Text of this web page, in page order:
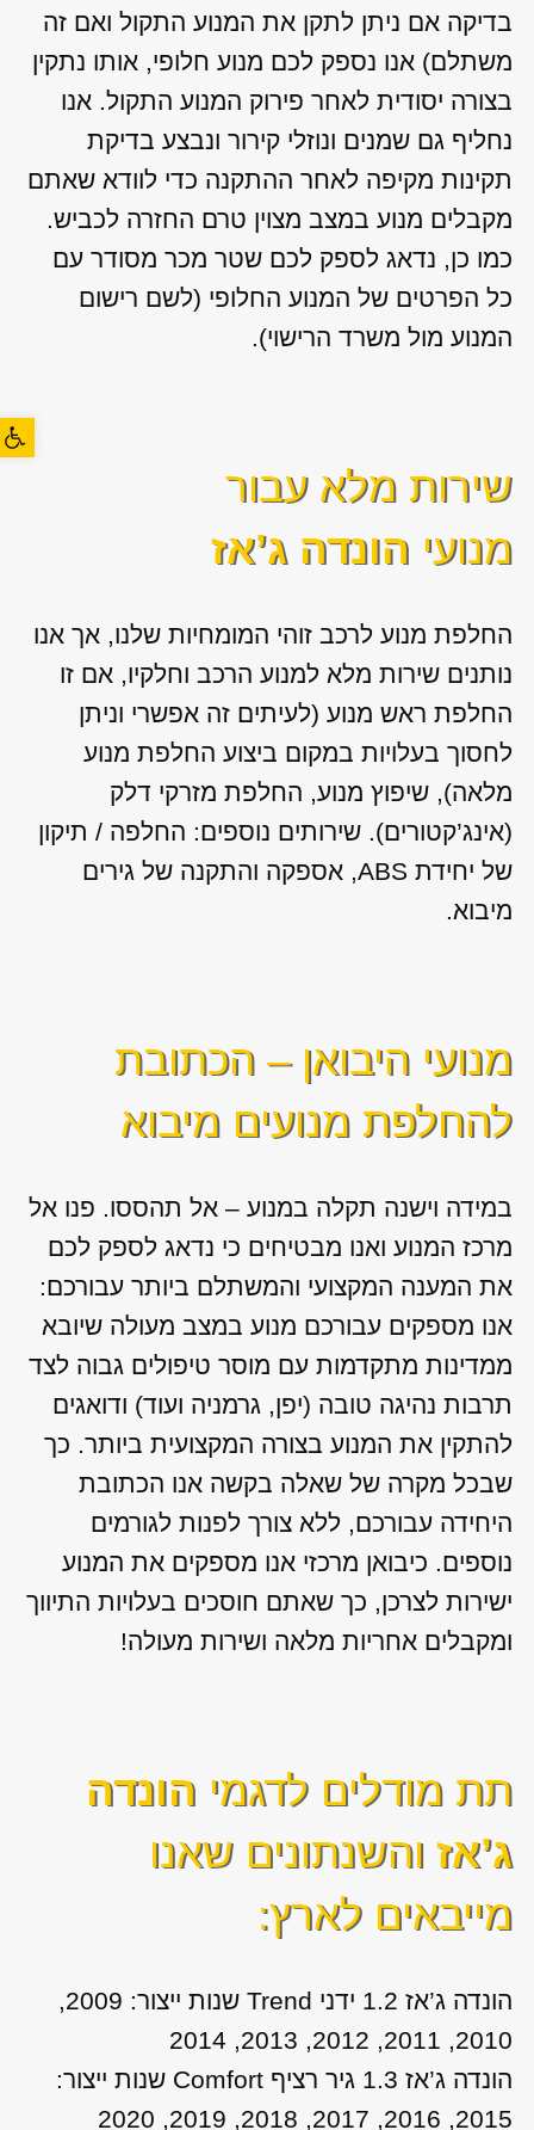
בדיקה אם ניתן לתקן את המנוע התקול ואם זה
משתלם) אנו נספק לכם מנוע חלופי, אותו נתקין
בצורה יסודית לאחר פירוק המנוע התקול. אנו
נחליף גם שמנים ונוזלי קירור ונבצע בדיקת
תקינות מקיפה לאחר ההתקנה כדי לוודא שאתם
מקבלים מנוע במצב מצוין טרם החזרה לכביש.
כמו כן, נדאג לספק לכם שטר מכר מסודר עם
כל הפרטים של המנוע החלופי (לשם רישום
המנוע מול משרד הרישוי).
שירות מלא עבור
מנועי הונדה ג’אז
החלפת מנוע לרכב זוהי המומחיות שלנו, אך אנו
נותנים שירות מלא למנוע הרכב וחלקיו, אם זו
החלפת ראש מנוע (לעיתים זה אפשרי וניתן
לחסוך בעלויות במקום ביצוע החלפת מנוע
מלאה), שיפוץ מנוע, החלפת מזרקי דלק
(אינג’קטורים). שירותים נוספים: החלפה / תיקון
של יחידת ABS, אספקה והתקנה של גירים
מיבוא.
מנועי היבואן – הכתובת
להחלפת מנועים מיבוא
במידה וישנה תקלה במנוע – אל תהססו. פנו אל
מרכז המנוע ואנו מבטיחים כי נדאג לספק לכם
את המענה המקצועי והמשתלם ביותר עבורכם:
אנו מספקים עבורכם מנוע במצב מעולה שיובא
ממדינות מתקדמות עם מוסר טיפולים גבוה לצד
תרבות נהיגה טובה (יפן, גרמניה ועוד) ודואגים
להתקין את המנוע בצורה המקצועית ביותר. כך
שבכל מקרה של שאלה בקשה אנו הכתובת
היחידה עבורכם, ללא צורך לפנות לגורמים
נוספים. כיבואן מרכזי אנו מספקים את המנוע
ישירות לצרכן, כך שאתם חוסכים בעלויות התיווך
ומקבלים אחריות מלאה ושירות מעולה!
תת מודלים לדגמי הונדה
ג’אזוהשנתונים שאנו
מייבאים לארץ:
הונדה ג’אז 1.2 ידני Trend שנות ייצור: 2009,
2010, 2011, 2012, 2013, 2014
הונדה ג’אז 1.3 גיר רציף Comfort שנות ייצור:
2015, 2016, 2017, 2018, 2019, 2020
פתח